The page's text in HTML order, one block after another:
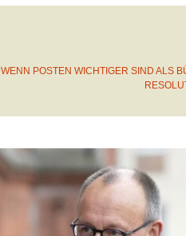
WENN POSTEN WICHTIGER SIND ALS